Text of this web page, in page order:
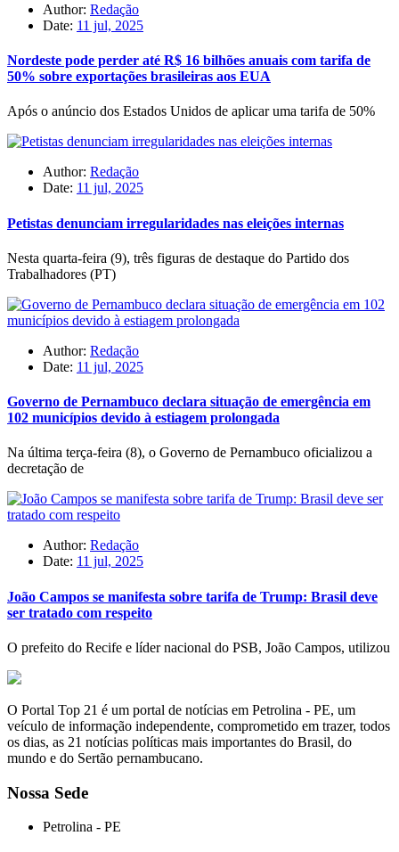
Author: Redação
Date: 11 jul, 2025
Nordeste pode perder até R$ 16 bilhões anuais com tarifa de
50% sobre exportações brasileiras aos EUA
Após o anúncio dos Estados Unidos de aplicar uma tarifa de 50%
Author: Redação
Date: 11 jul, 2025
Petistas denunciam irregularidades nas eleições internas
Nesta quarta-feira (9), três figuras de destaque do Partido dos
Trabalhadores (PT)
Author: Redação
Date: 11 jul, 2025
Governo de Pernambuco declara situação de emergência em
102 municípios devido à estiagem prolongada
Na última terça-feira (8), o Governo de Pernambuco oficializou a
decretação de
Author: Redação
Date: 11 jul, 2025
João Campos se manifesta sobre tarifa de Trump: Brasil deve
ser tratado com respeito
O prefeito do Recife e líder nacional do PSB, João Campos, utilizou
O Portal Top 21 é um portal de notícias em Petrolina - PE, um
veículo de informação independente, comprometido em trazer, todos
os dias, as 21 notícias políticas mais importantes do Brasil, do
mundo e do Sertão pernambucano.
Nossa Sede
Petrolina - PE